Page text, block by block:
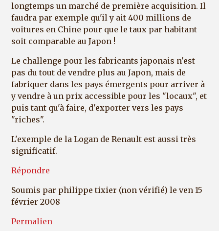
longtemps un marché de première acquisition. Il
faudra par exemple qu'il y ait 400 millions de
voitures en Chine pour que le taux par habitant
soit comparable au Japon !
Le challenge pour les fabricants japonais n'est
pas du tout de vendre plus au Japon, mais de
fabriquer dans les pays émergents pour arriver à
y vendre à un prix accessible pour les "locaux", et
puis tant qu'à faire, d'exporter vers les pays
"riches".
L'exemple de la Logan de Renault est aussi très
significatif.
Répondre
Soumis par philippe tixier (non vérifié) le ven 15
février 2008
Permalien